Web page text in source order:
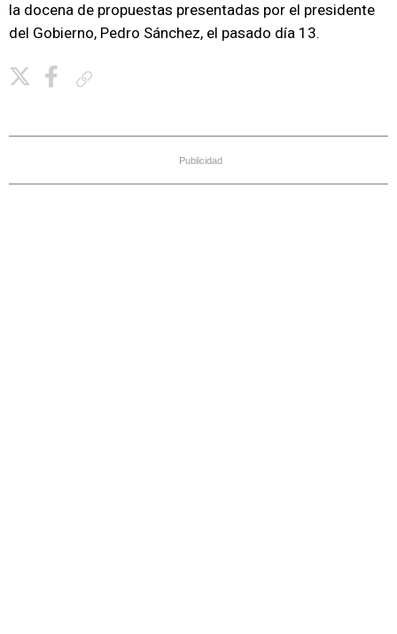
la docena de propuestas presentadas por el presidente
del Gobierno, Pedro Sánchez, el pasado día 13.
Publicidad